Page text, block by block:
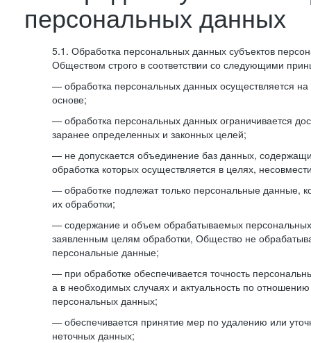
персональных данных
5.1. Обработка персональных данных субъектов
Обществом строго в соответствии со следующими
— обработка персональных данных осуществляется на
основе;
— обработка персональных данных ограничивается
заранее определенных и законных целей;
— не допускается объединение баз данных,
обработка которых осуществляется в целях,
— обработке подлежат только персональные данные,
их обработки;
— содержание и объем обрабатываемых персональных
заявленным целям обработки, Общество не
персональные данные;
— при обработке обеспечивается точность
а в необходимых случаях и актуальность по
персональных данных;
— обеспечивается принятие мер по удалению или
неточных данных;